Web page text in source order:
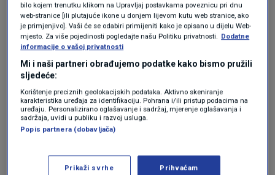
Oglas
bilo kojem trenutku klikom na Upravljaj postavkama poveznicu pri dnu
web-stranice [ili plutajuće ikone u donjem lijevom kutu web stranice, ako
je primjenjivo]. Vaši će se odabiri primijeniti kako je opisano u dijelu Web-
mjesto. Za više pojedinosti pogledajte našu Politiku privatnosti. Dodatne
informacije o vašoj privatnosti
Mi i naši partneri obrađujemo podatke kako bismo pružili
sljedeće:
Korištenje preciznih geolokacijskih podataka. Aktivno skeniranje
karakteristika uređaja za identifikaciju. Pohrana i/ili pristup podacima na
uređaju. Personalizirano oglašavanje i sadržaj, mjerenje oglašavanja i
sadržaja, uvidi u publiku i razvoj usluga.
Popis partnera (dobavljača)
Prikaži svrhe Prihvaćam